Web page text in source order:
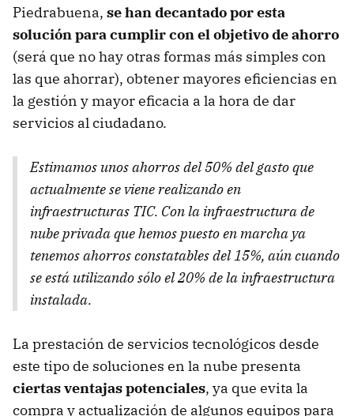
Piedrabuena, se han decantado por esta
solución para cumplir con el objetivo de ahorro
(será que no hay otras formas más simples con
las que ahorrar), obtener mayores eficiencias en
la gestión y mayor eficacia a la hora de dar
servicios al ciudadano.
Estimamos unos ahorros del 50% del gasto que
actualmente se viene realizando en
infraestructuras TIC. Con la infraestructura de
nube privada que hemos puesto en marcha ya
tenemos ahorros constatables del 15%, aún cuando
se está utilizando sólo el 20% de la infraestructura
instalada.
La prestación de servicios tecnológicos desde
este tipo de soluciones en la nube presenta
ciertas ventajas potenciales, ya que evita la
compra y actualización de algunos equipos para